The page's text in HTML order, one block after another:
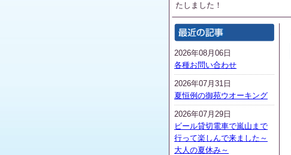
たしました！
2026年08月06日
各種お問い合わせ
2026年07月31日
夏恒例の御苑ウオーキング
2026年07月29日
ビール貸切電車で嵐山まで
行って楽しんで来ました～
大人の夏休み～